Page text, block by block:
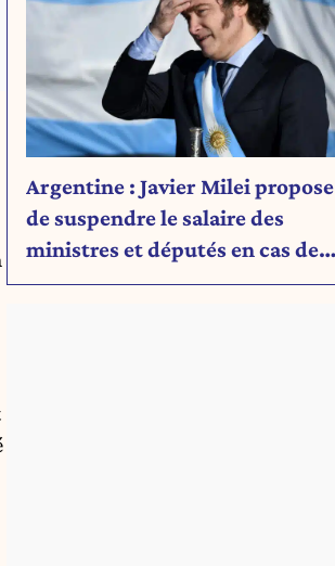
Argentine : Javier Milei propose
de suspendre le salaire des
ministres et députés en cas de
déficit budgétaire